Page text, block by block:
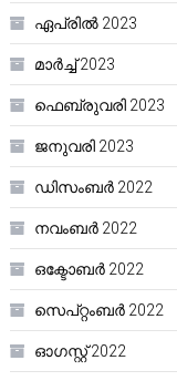
ഏപ്രിൽ 2023
മാർച്ച്‌ 2023
ഫെബ്രുവരി 2023
ജനുവരി 2023
ഡിസംബർ 2022
നവംബർ 2022
ഒക്ടോബർ 2022
സെപ്റ്റംബർ 2022
ഓഗസ്റ്റ്‌ 2022